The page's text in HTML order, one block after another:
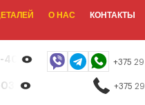
О НАС КОНТАКТЫ
40-13
26
+375 29
+375 29